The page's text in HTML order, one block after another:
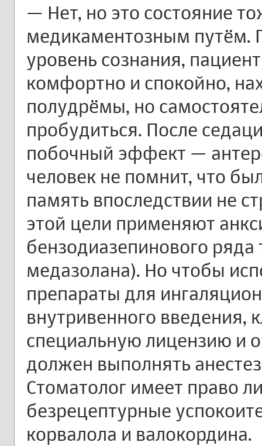
— Нет, но это состояние
медикаментозным путём.
уровень сознания,
комфортно и спокойно,
полудрёмы, но
пробудиться. После
побочный эффект —
человек не помнит, что
память впоследствии не
этой цели применяют
бензодиазепинового
медазолана). Но чтобы
препараты для
внутривенного введения,
специальную лицензию и
должен выполнять
Стоматолог имеет право
безрецептурные
корвалола и валокордина.